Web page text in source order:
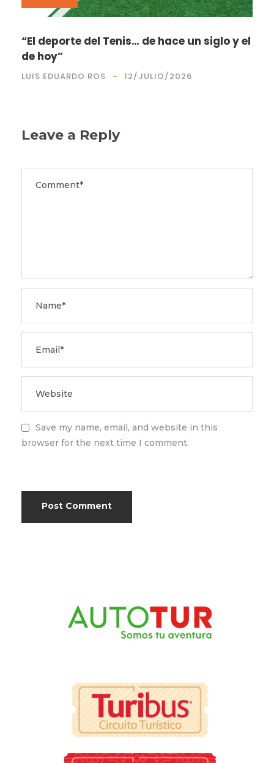
“El deporte del Tenis… de hace un siglo y el
de hoy”
LUIS EDUARDO ROS 12/JULIO/2026
Leave a Reply
Save my name, email, and website in this
browser for the next time I comment.